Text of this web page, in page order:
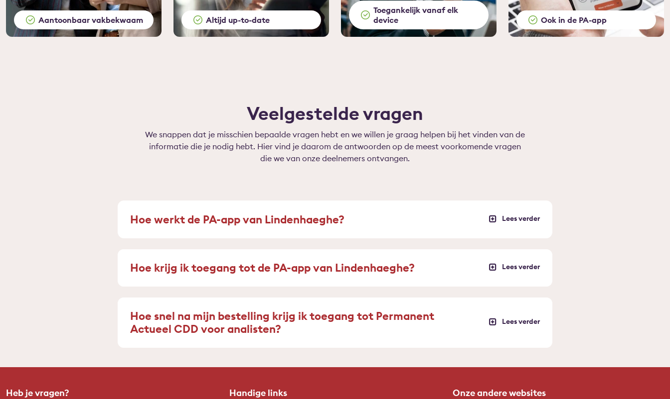
Aantoonbaar vakbekwaam Altijd up-to-date
Toegankelijk vanaf elk
device
Ook in de PA-app
Veelgestelde vragen
We snappen dat je misschien bepaalde vragen hebt en we willen je graag helpen bij het vinden van de
informatie die je nodig hebt. Hier vind je daarom de antwoorden op de meest voorkomende vragen
die we van onze deelnemers ontvangen.
Hoe werkt de PA-app van Lindenhaeghe?
Hoe krijg ik toegang tot de PA-app van Lindenhaeghe?
Hoe snel na mijn bestelling krijg ik toegang tot Permanent
Actueel CDD voor analisten?
Heb je vragen? Handige links Onze andere websites